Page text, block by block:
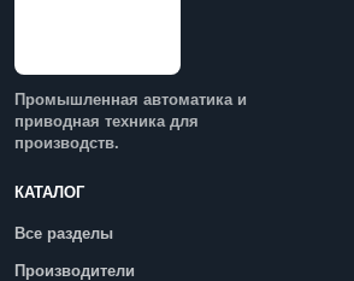
Промышленная автоматика и
приводная техника для
производств.
КАТАЛОГ
Все разделы
Производители